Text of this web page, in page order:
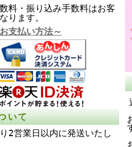
料・振り込み手数料はお客
ります。
支払い方法～
いて
2営業日以内に発送いたし